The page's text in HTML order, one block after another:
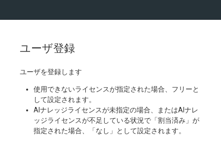
ユーザ登録
ユーザを登録します
使用できないライセンスが指定された場合、フリーと
して設定されます。
AIナレッジライセンスが未指定の場合、またはAIナレ
ッジライセンスが不足している状況で「割当済み」が
指定された場合、「なし」として設定されます。